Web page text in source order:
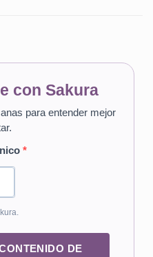
con Sakura
para entender mejor
DE